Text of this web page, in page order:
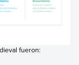
fueron: